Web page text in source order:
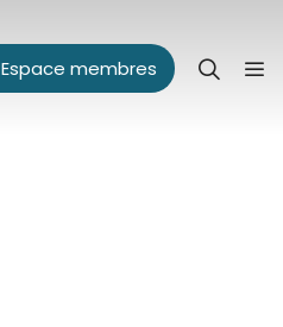
Espace membres